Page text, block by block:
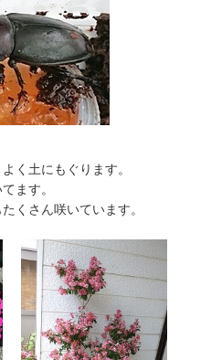
く土にもぐります。
ます。
くさん咲いています。